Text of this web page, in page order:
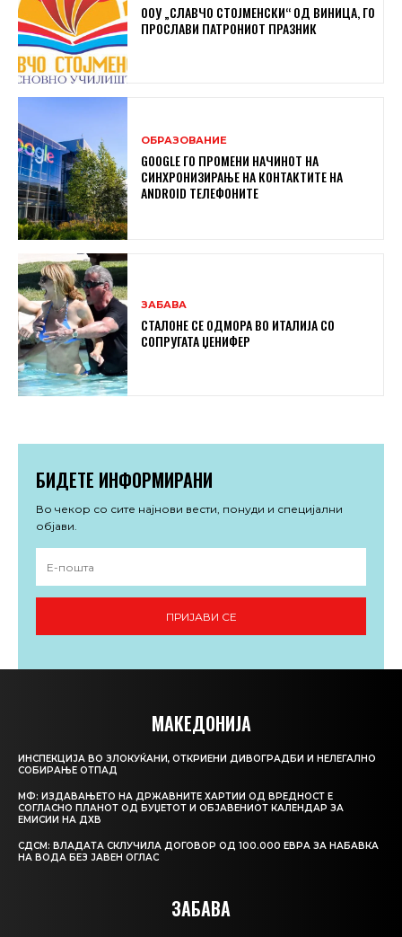
ООУ „СЛАВЧО СТОЈМЕНСКИ“ ОД ВИНИЦА, ГО
ПРОСЛАВИ ПАТРОНИОТ ПРАЗНИК
ОБРАЗОВАНИЕ
GOOGLE ГО ПРОМЕНИ НАЧИНОТ НА
СИНХРОНИЗИРАЊЕ НА КОНТАКТИТЕ НА
ANDROID ТЕЛЕФОНИТЕ
ЗАБАВА
СТАЛОНЕ СЕ ОДМОРА ВО ИТАЛИЈА СО
СОПРУГАТА ЏЕНИФЕР
БИДЕТЕ ИНФОРМИРАНИ
Во чекор со сите најнови вести, понуди и специјални
објави.
ПРИЈАВИ СЕ
МАКЕДОНИЈА
ИНСПЕКЦИЈА ВО ЗЛОКУЌАНИ, ОТКРИЕНИ ДИВОГРАДБИ И НЕЛЕГАЛНО
СОБИРАЊЕ ОТПАД
МФ: ИЗДАВАЊЕТО НА ДРЖАВНИТЕ ХАРТИИ ОД ВРЕДНОСТ Е
СОГЛАСНО ПЛАНОТ ОД БУЏЕТОТ И ОБЈАВЕНИОТ КАЛЕНДАР ЗА
ЕМИСИИ НА ДХВ
СДСМ: ВЛАДАТА СКЛУЧИЛА ДОГОВОР ОД 100.000 ЕВРА ЗА НАБАВКА
НА ВОДА БЕЗ ЈАВЕН ОГЛАС
ЗАБАВА